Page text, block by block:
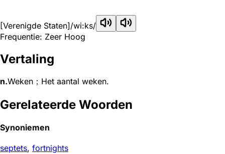
[Verenigde Staten]/wi:ks/
Frequentie: Zeer Hoog
Vertaling
n.Weken；Het aantal weken.
Gerelateerde Woorden
Synoniemen
septets, fortnights